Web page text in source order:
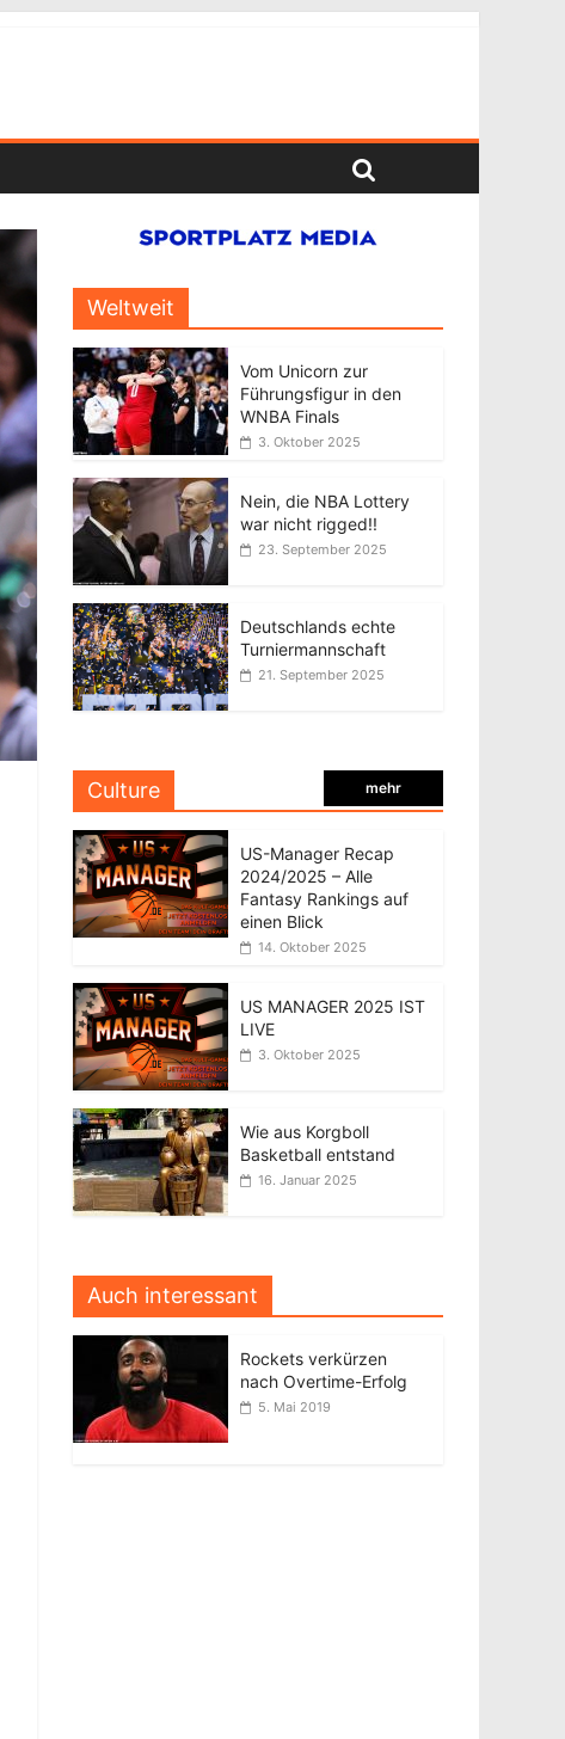
Weltweit
Vom Unicorn zur
Führungsfigur in den
WNBA Finals
3. Oktober 2025
Nein, die NBA Lottery
war nicht rigged!!
23. September 2025
Deutschlands echte
Turniermannschaft
21. September 2025
Culture mehr
US-Manager Recap
2024/2025 – Alle
Fantasy Rankings auf
einen Blick
14. Oktober 2025
US MANAGER 2025 IST
LIVE
3. Oktober 2025
Wie aus Korgboll
Basketball entstand
16. Januar 2025
Auch interessant
Rockets verkürzen
nach Overtime-Erfolg
5. Mai 2019